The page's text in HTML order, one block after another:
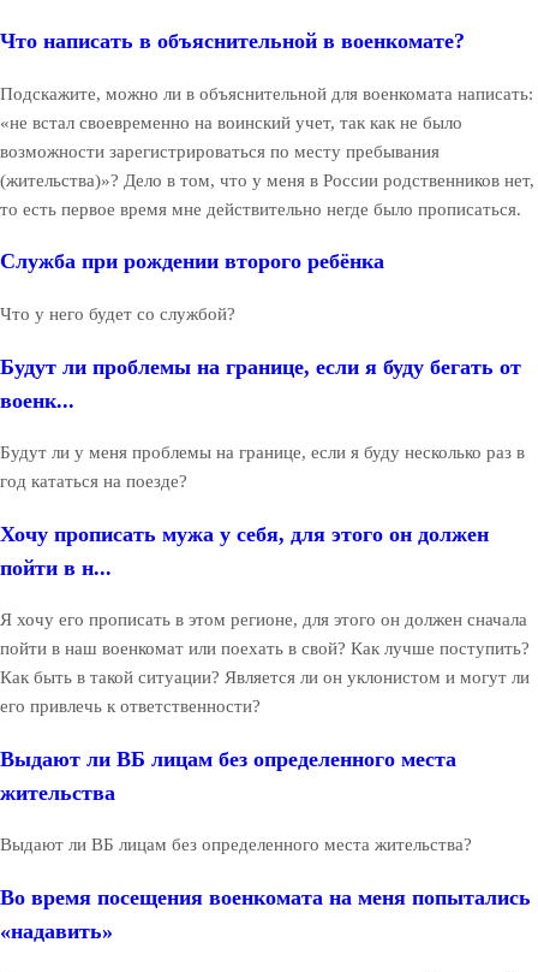
Что написать в объяснительной в военкомате?
Подскажите, можно ли в объяснительной для военкомата написать:
«не встал своевременно на воинский учет, так как не было
возможности зарегистрироваться по месту пребывания
(жительства)»? Дело в том, что у меня в России родственников нет,
то есть первое время мне действительно негде было прописаться.
Служба при рождении второго ребёнка
Что у него будет со службой?
Будут ли проблемы на границе, если я буду бегать от
военк...
Будут ли у меня проблемы на границе, если я буду несколько раз в
год кататься на поезде?
Хочу прописать мужа у себя, для этого он должен
пойти в н...
Я хочу его прописать в этом регионе, для этого он должен сначала
пойти в наш военкомат или поехать в свой? Как лучше поступить?
Как быть в такой ситуации? Является ли он уклонистом и могут ли
его привлечь к ответственности?
Выдают ли ВБ лицам без определенного места
жительства
Выдают ли ВБ лицам без определенного места жительства?
Во время посещения военкомата на меня попытались
«надавить»